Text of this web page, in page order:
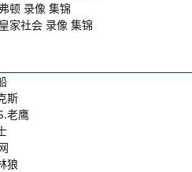
顿 录像 集锦
家社会 录像 集锦
斯
老鹰
狼